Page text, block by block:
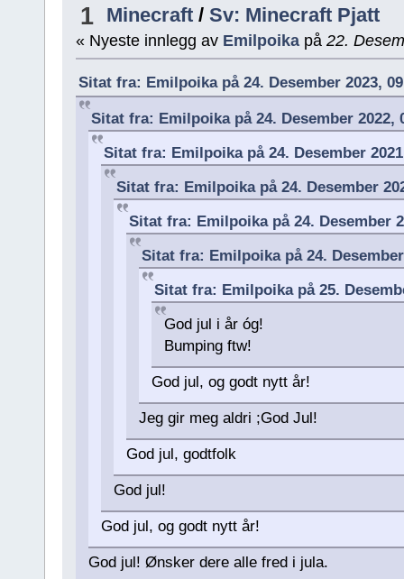
1 Minecraft /Sv: Minecraft Pjatt
« Nyeste innlegg av Emilpoika på22.
Sitat fra: Emilpoika på 24. Desember 2023,
Sitat fra: Emilpoika på 24. Desember 2022,
Sitat fra: Emilpoika på 24. Desember
Sitat fra: Emilpoika på 24. Desember
Sitat fra: Emilpoika på 24. Desember
Sitat fra: Emilpoika på 24.
Sitat fra: Emilpoika på 25.
God jul i år óg!
Bumping ftw!
God jul, og godt nytt år!
Jeg gir meg aldri ;God Jul!
God jul, godtfolk
God jul!
God jul, og godt nytt år!
God jul! Ønsker dere alle fred i jula.